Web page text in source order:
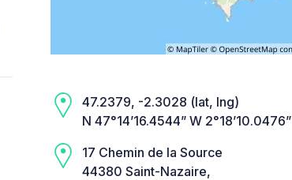
47.2379, -2.3028 (lat, lng)
N 47°14’16.4544” W 2°18’10.0476”
17 Chemin de la Source
44380 Saint-Nazaire,